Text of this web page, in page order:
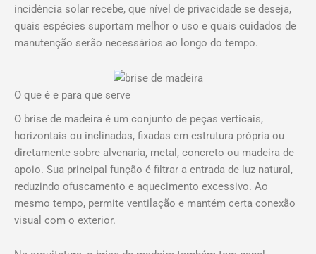
incidência solar recebe, que nível de privacidade se deseja,
quais espécies suportam melhor o uso e quais cuidados de
manutenção serão necessários ao longo do tempo.
O que é e para que serve
O brise de madeira é um conjunto de peças verticais,
horizontais ou inclinadas, fixadas em estrutura própria ou
diretamente sobre alvenaria, metal, concreto ou madeira de
apoio. Sua principal função é filtrar a entrada de luz natural,
reduzindo ofuscamento e aquecimento excessivo. Ao
mesmo tempo, permite ventilação e mantém certa conexão
visual com o exterior.